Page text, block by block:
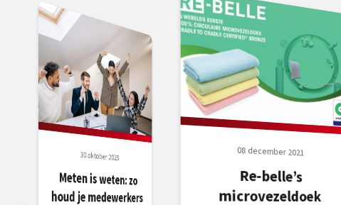
30 oktober 2025
Meten is weten: zo
houd je medewerkers
08 december 2021
Re-belle’s
microvezeldoek